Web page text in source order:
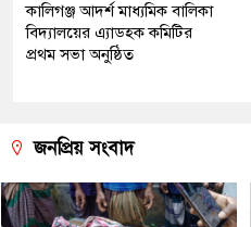
কালিগঞ্জ আদর্শ মাধ্যমিক বালিকা
বিদ্যালয়ের এ্যাডহক কমিটির
প্রথম সভা অনুষ্ঠিত
জনপ্রিয় সংবাদ